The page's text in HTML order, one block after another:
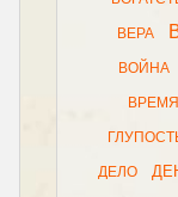
ВЕРА
ВОЙНА
ВРЕМЯ
ДЕЛО